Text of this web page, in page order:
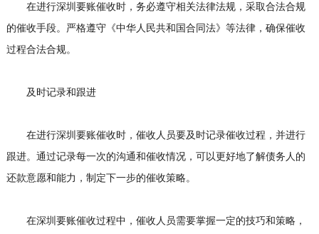
在进行深圳要账催收时，务必遵守相关法律法规，采取合法合规
的催收手段。严格遵守《中华人民共和国合同法》等法律，确保催收
过程合法合规。
及时记录和跟进
在进行深圳要账催收时，催收人员要及时记录催收过程，并进行
跟进。通过记录每一次的沟通和催收情况，可以更好地了解债务人的
还款意愿和能力，制定下一步的催收策略。
在深圳要账催收过程中，催收人员需要掌握一定的技巧和策略，